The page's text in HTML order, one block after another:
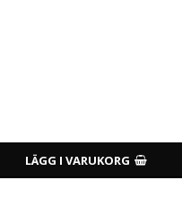
LÄGG I VARUKORG